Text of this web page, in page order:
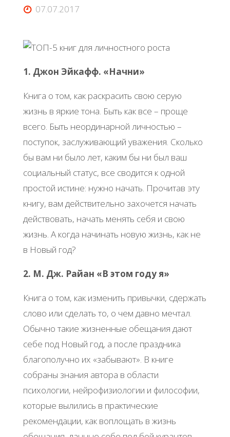
07.07.2017
1. Джон Эйкафф. «Начни»
Книга о том, как раскрасить свою серую
жизнь в яркие тона. Быть как все – проще
всего. Быть неординарной личностью –
поступок, заслуживающий уважения. Сколько
бы вам ни было лет, каким бы ни был ваш
социальный статус, все сводится к одной
простой истине: нужно начать. Прочитав эту
книгу, вам действительно захочется начать
действовать, начать менять себя и свою
жизнь. А когда начинать новую жизнь, как не
в Новый год?
2. М. Дж. Райан «В этом году я»
Книга о том, как изменить привычки, сдержать
слово или сделать то, о чем давно мечтал.
Обычно такие жизненные обещания дают
себе под Новый год, а после праздника
благополучно их «забывают». В книге
собраны знания автора в области
психологии, нейрофизиологии и философии,
которые вылились в практические
рекомендации, как воплощать в жизнь